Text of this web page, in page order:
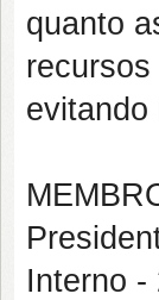
quanto
Interno -